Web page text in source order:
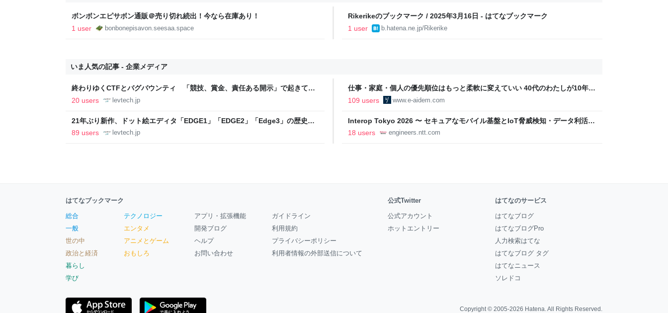
ボンボンエピサボン通販＠売り切れ続出！今なら在庫あり！
1 user
bonbonepisavon.seesaa.space
Rikerikeのブックマーク / 2025年3月16日 - はてなブックマーク
1 user
b.hatena.ne.jp/Rikerike
いま人気の記事 - 企業メディア
終わりゆくCTFとバグバウンティ 「競技、賞金、責任ある開示」で起きてい
ること【フォーカス】 - レバテックLAB
20 users levtech.jp
仕事・家庭・個人の優先順位はもっと柔軟に変えていい 40代のわたしが10年後
の自分に伝えたいこと - りっすん by イーアイデム
109 users www.e-aidem.com
21年ぶり新作、ドット絵エディタ「EDGE1」「EDGE2」「Edge3」の歴史に
ついて作者に聞く【フォーカス】 - レバテックLAB
89 users levtech.jp
Interop Tokyo 2026 〜 セキュアなモバイル基盤とIoT脅威検知・データ利活用
への取り組み 〜 - NTT docomo Business Engineers' Blog
18 users engineers.ntt.com
はてなブックマーク
総合
一般
世の中
政治と経済
暮らし
学び
テクノロジー
エンタメ
アニメとゲーム
おもしろ
アプリ・拡張機能
開発ブログ
ヘルプ
お問い合わせ
ガイドライン
利用規約
プライバシーポリシー
利用者情報の外部送信について
公式Twitter
公式アカウント
ホットエントリー
はてなのサービス
はてなブログ
はてなブログPro
人力検索はてな
はてなブログ タグ
はてなニュース
ソレドコ
Copyright © 2005-2026 Hatena. All Rights Reserved.